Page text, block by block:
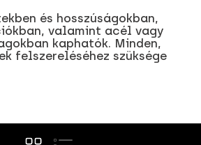
és hosszúságokban,
valamint acél vagy
kaphatók. Minden,
felszereléséhez szüksége